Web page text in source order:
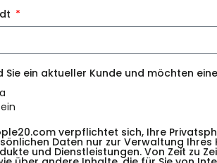
Sie ein aktueller Kunde und möchten
verpflichtet sich, Ihre
Daten nur zur Verwaltung
und Dienstleistungen. Von Zeit zu